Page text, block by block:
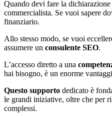
Quando devi fare la
commercialista. Se vuoi sapere
finanziario.
Allo stesso modo, se vuoi
assumere un consulente SEO.
L’accesso diretto a una
hai bisogno, è un enorme
Questo supporto dedicato è
le grandi iniziative, oltre che per
complessi.